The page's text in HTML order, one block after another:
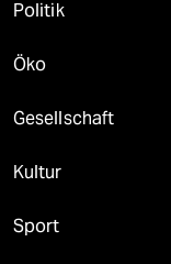
Politik
Öko
Gesellschaft
Kultur
Sport